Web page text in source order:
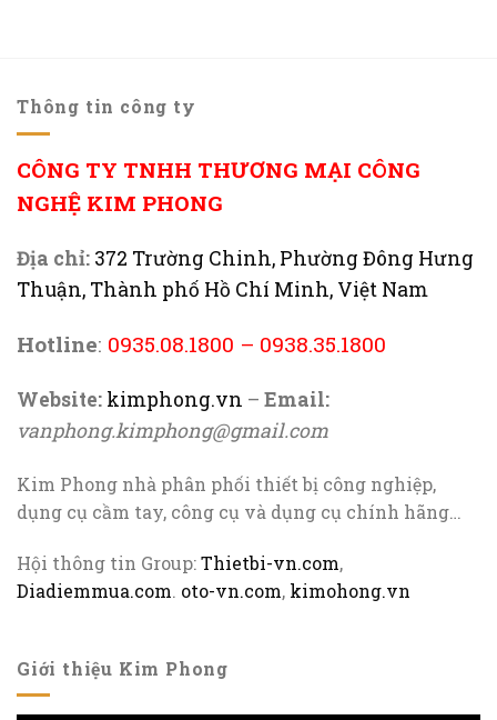
Thông tin công ty
CÔNG TY TNHH THƯƠNG MẠI CÔNG
NGHỆ KIM PHONG
Địa chỉ: 372 Trường Chinh, Phường Đông Hưng
Thuận, Thành phố Hồ Chí Minh, Việt Nam
Hotline: 0935.08.1800 – 0938.35.1800
Website: kimphong.vn – Email:
vanphong.kimphong@gmail.com
Kim Phong nhà phân phối thiết bị công nghiệp,
dụng cụ cầm tay, công cụ và dụng cụ chính hãng…
Hội thông tin Group:Thietbi-vn.com,
Diadiemmua.com. oto-vn.com, kimohong.vn
Giới thiệu Kim Phong